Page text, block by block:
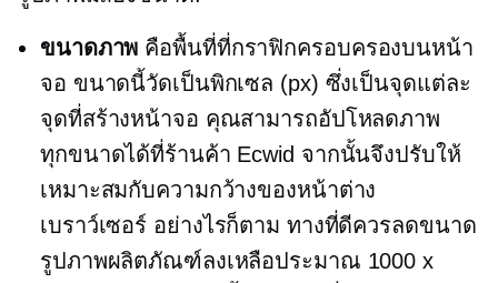
ขนาดภาพ คือพื้นที่ที่กราฟิกครอบครองบนหน้า
จอ ขนาดนี้วัดเป็นพิกเซล (px) ซึ่งเป็นจุดแต่ละ
จุดที่สร้างหน้าจอ คุณสามารถอัปโหลดภาพ
ทุกขนาดได้ที่ร้านค้า Ecwid จากนั้นจึงปรับให้
เหมาะสมกับความกว้างของหน้าต่าง
เบราว์เซอร์ อย่างไรก็ตาม ทางที่ดีควรลดขนาด
รูปภาพผลิตภัณฑ์ลงเหลือประมาณ 1000 x